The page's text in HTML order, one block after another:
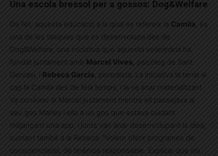
Una escola bressol per a gossos: Dog&Welfare
De fet, aquesta educació a la qual es refereix la Camila, és
una de les tasques que es desenvolupa des de
Dog&Welfare, una iniciativa que aquesta veterinària ha
fundat juntament amb Marcel Vives, psicòleg de Sant
Gervasi, i Rebeca Garcia , periodista. La iniciativa la tenia al
cap la Camila des de feia temps, i la va anar materialitzant.
Va conèixer al Marcel justament mentre ell passejava al
seu gos Marley i ella a un gos que estava cuidant
mitjançant una app, i junts van anar desenvolupant la idea,
sumant també a la Rebeca. “Volem oferir programes de
conscienciació, de tinència responsable. Explicar que els